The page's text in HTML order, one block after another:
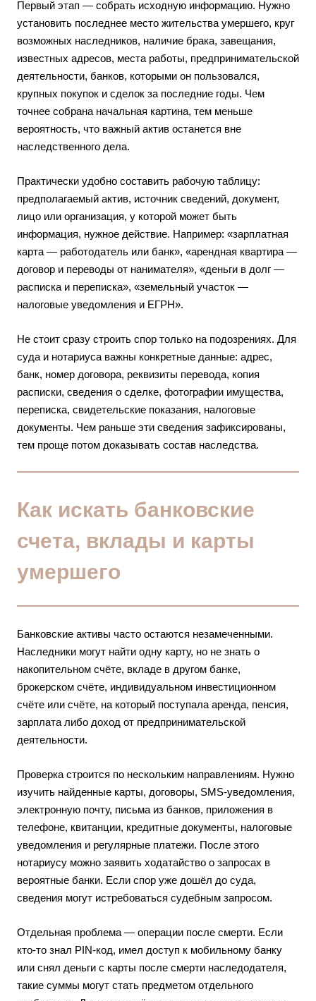
Первый этап — собрать исходную информацию. Нужно
установить последнее место жительства умершего, круг
возможных наследников, наличие брака, завещания,
известных адресов, места работы, предпринимательской
деятельности, банков, которыми он пользовался,
крупных покупок и сделок за последние годы. Чем
точнее собрана начальная картина, тем меньше
вероятность, что важный актив останется вне
наследственного дела.
Практически удобно составить рабочую таблицу:
предполагаемый актив, источник сведений, документ,
лицо или организация, у которой может быть
информация, нужное действие. Например: «зарплатная
карта — работодатель или банк», «арендная квартира —
договор и переводы от нанимателя», «деньги в долг —
расписка и переписка», «земельный участок —
налоговые уведомления и ЕГРН».
Не стоит сразу строить спор только на подозрениях. Для
суда и нотариуса важны конкретные данные: адрес,
банк, номер договора, реквизиты перевода, копия
расписки, сведения о сделке, фотографии имущества,
переписка, свидетельские показания, налоговые
документы. Чем раньше эти сведения зафиксированы,
тем проще потом доказывать состав наследства.
Как искать банковские
счета, вклады и карты
умершего
Банковские активы часто остаются незамеченными.
Наследники могут найти одну карту, но не знать о
накопительном счёте, вкладе в другом банке,
брокерском счёте, индивидуальном инвестиционном
счёте или счёте, на который поступала аренда, пенсия,
зарплата либо доход от предпринимательской
деятельности.
Проверка строится по нескольким направлениям. Нужно
изучить найденные карты, договоры, SMS-уведомления,
электронную почту, письма из банков, приложения в
телефоне, квитанции, кредитные документы, налоговые
уведомления и регулярные платежи. После этого
нотариусу можно заявить ходатайство о запросах в
вероятные банки. Если спор уже дошёл до суда,
сведения могут истребоваться судебным запросом.
Отдельная проблема — операции после смерти. Если
кто-то знал PIN-код, имел доступ к мобильному банку
или снял деньги с карты после смерти наследодателя,
такие суммы могут стать предметом отдельного